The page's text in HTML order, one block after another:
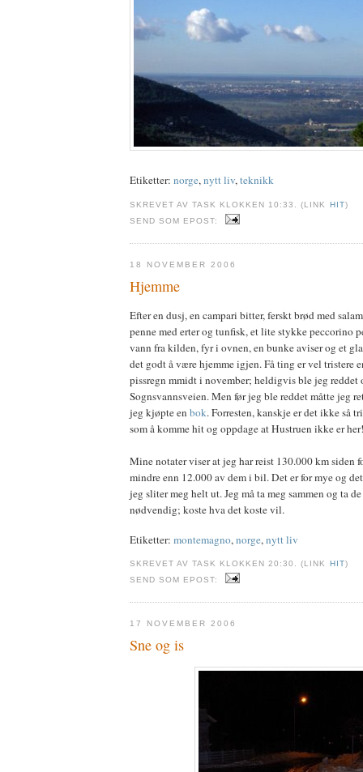
Etiketter: norge,nytt liv,teknikk
SKREVET AV TASK KLOKKEN 10:33. (LINK HIT)
SEND SOM EPOST:
18 NOVEMBER 2006
Hjemme
Efter en dusj, en campari bitter, ferskt brød med
penne med erter og tunfisk, et lite stykke peccorino
vann fra kilden, fyr i ovnen, en bunke aviser og et
det godt å være hjemme igjen. Få ting er vel tristere
pissregn mmidt i november; heldigvis ble jeg
Sognsvannsveien. Men før jeg ble reddet måtte jeg
jeg kjøpte en bok. Forresten, kanskje er det ikke så
som å komme hit og oppdage at Hustruen ikke er her!
Mine notater viser at jeg har reist 130.000 km siden
mindre enn 12.000 av dem i bil. Det er for mye og
jeg sliter meg helt ut. Jeg må ta meg sammen og ta
nødvendig; koste hva det koste vil.
Etiketter: montemagno,norge,nytt liv
SKREVET AV TASK KLOKKEN 20:30. (LINK HIT)
SEND SOM EPOST:
17 NOVEMBER 2006
Sne og is